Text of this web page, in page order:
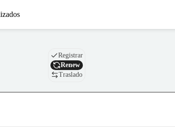
Nombre de dominio
Registrar
Renew
Traslado